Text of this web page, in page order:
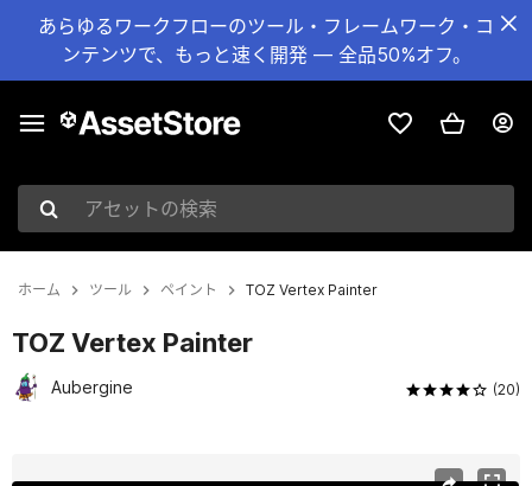
あらゆるワークフローのツール・フレームワーク・コ
ンテンツで、もっと速く開発 — 全品50%オフ。
アセットの検索
ホーム ツール ペイント TOZ Vertex Painter
TOZ Vertex Painter
Aubergine (20)